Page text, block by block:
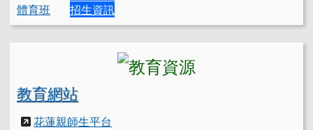
體育班
招生資訊
教育網站
花蓮親師生平台